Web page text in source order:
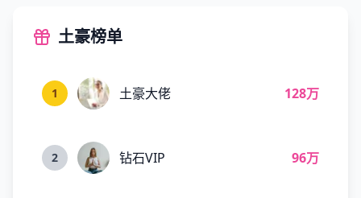
土豪榜单
1 土豪大佬 128万
2 钻石VIP 96万